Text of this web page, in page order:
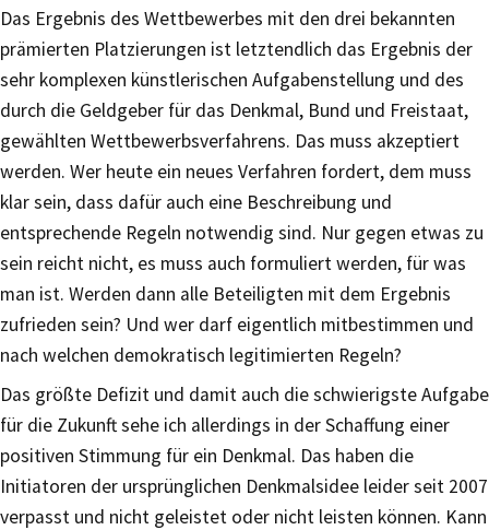
Das Ergebnis des Wettbewerbes mit den drei bekannten
prämierten Platzierungen ist letztendlich das Ergebnis der
sehr komplexen künstlerischen Aufgabenstellung und des
durch die Geldgeber für das Denkmal, Bund und Freistaat,
gewählten Wettbewerbsverfahrens. Das muss akzeptiert
werden. Wer heute ein neues Verfahren fordert, dem muss
klar sein, dass dafür auch eine Beschreibung und
entsprechende Regeln notwendig sind. Nur gegen etwas zu
sein reicht nicht, es muss auch formuliert werden, für was
man ist. Werden dann alle Beteiligten mit dem Ergebnis
zufrieden sein? Und wer darf eigentlich mitbestimmen und
nach welchen demokratisch legitimierten Regeln?
Das größte Defizit und damit auch die schwierigste Aufgabe
für die Zukunft sehe ich allerdings in der Schaffung einer
positiven Stimmung für ein Denkmal. Das haben die
Initiatoren der ursprünglichen Denkmalsidee leider seit 2007
verpasst und nicht geleistet oder nicht leisten können. Kann